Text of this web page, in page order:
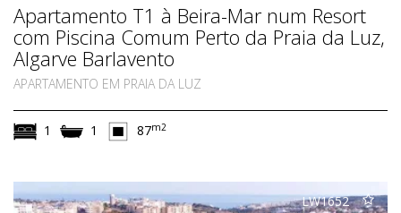
Apartamento T1 à Beira-Mar num Resort
com Piscina Comum Perto da Praia da Luz,
Algarve Barlavento
APARTAMENTO EM PRAIA DA LUZ
1 1 87m2
LW1652